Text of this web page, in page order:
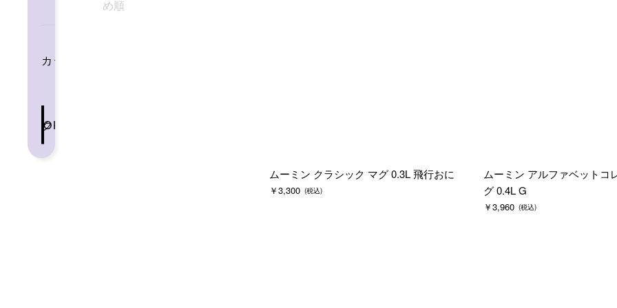
カテゴリー
クリア
OK
め順
ムーミン クラシック マグ 0.3L 飛行おに
￥3,300 (税込)
ムーミン アルファベットコ
グ 0.4L G
￥3,960 (税込)